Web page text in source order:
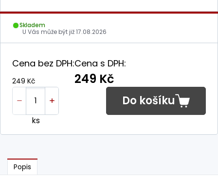
Skladem
U Vás může být již17.08.2026
Cena bez DPH:
249 Kč
Cena s DPH:
249 Kč
ks
Do košíku
Popis